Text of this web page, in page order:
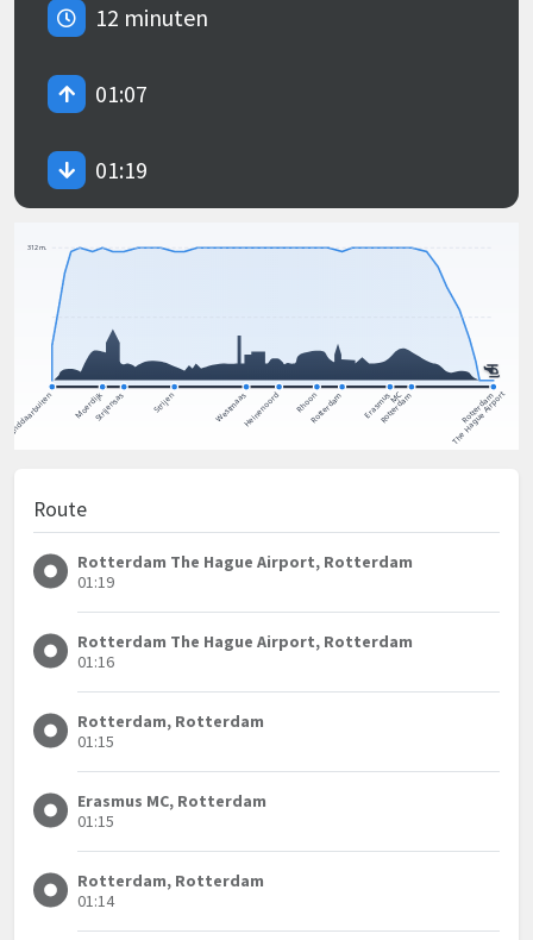
12 minuten
01:07
01:19
Route
Rotterdam The Hague Airport, Rotterdam
01:19
Rotterdam The Hague Airport, Rotterdam
01:16
Rotterdam, Rotterdam
01:15
Erasmus MC, Rotterdam
01:15
Rotterdam, Rotterdam
01:14